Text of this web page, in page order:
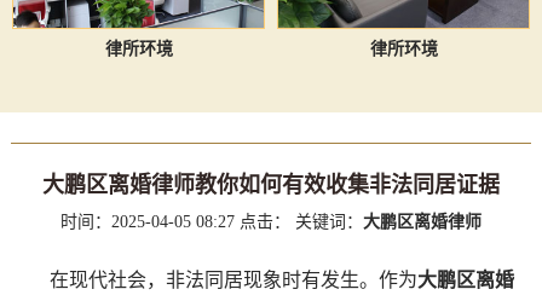
律所环境 律所环境
大鹏区离婚律师教你如何有效收集非法同居证据
时间：2025-04-05 08:27 点击： 关键词： 大鹏区离婚律师
在现代社会，非法同居现象时有发生。作为大鹏区离婚